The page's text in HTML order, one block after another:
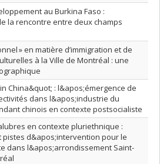
au Burkina Faso :
la rencontre entre deux champs
» en matière d’immigration et de
à la Ville de Montréal : une
China&quot; : l&apos;émergence de
dans l&apos;industrie du
chinois en contexte postsocialiste
en contexte pluriethnique :
pistes d&apos;intervention pour le
dans l&apos;arrondissement Saint-